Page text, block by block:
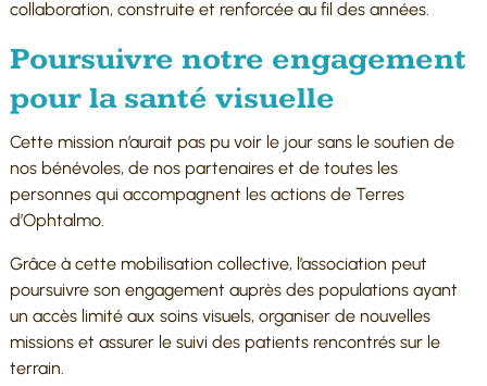
collaboration, construite et renforcée au fil des années.
Poursuivre notre engagement
pour la santé visuelle
Cette mission n’aurait pas pu voir le jour sans le soutien de
nos bénévoles, de nos partenaires et de toutes les
personnes qui accompagnent les actions de Terres
d’Ophtalmo.
Grâce à cette mobilisation collective, l’association peut
poursuivre son engagement auprès des populations ayant
un accès limité aux soins visuels, organiser de nouvelles
missions et assurer le suivi des patients rencontrés sur le
terrain.